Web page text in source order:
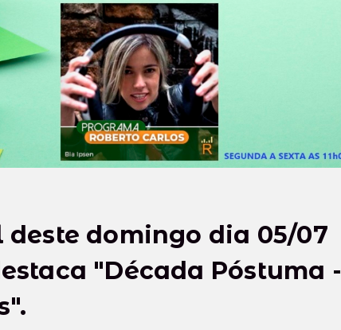
domingo dia 05/07
"Década Póstuma -